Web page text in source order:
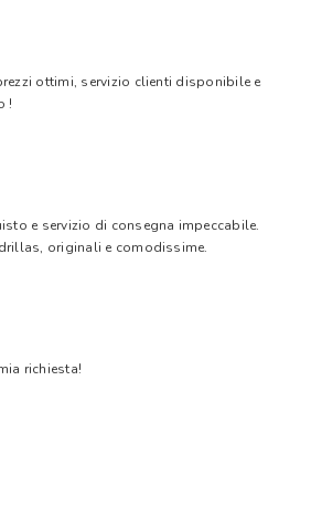
ottimi, servizio clienti disponibile e
!
e servizio di consegna impeccabile.
originali e comodissime.
richiesta!